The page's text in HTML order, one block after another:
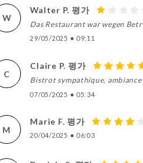
W
Walter P. 평가
Das Restaurant war wegen
29/05/2025 • 09:11
C
Claire P. 평가
Bistrot sympathique,
07/05/2025 • 05:34
M
Marie F. 평가
20/04/2025 • 06:03